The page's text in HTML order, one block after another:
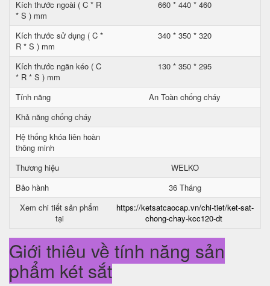
Kích thước ngoài ( C * R
* S ) mm
660 * 440 * 460
Kích thước sử dụng ( C *
R * S ) mm
340 * 350 * 320
Kích thước ngăn kéo ( C
* R * S ) mm
130 * 350 * 295
Tính năng
An Toàn chống cháy
Khả năng chống cháy
Hệ thống khóa liên hoàn
thông minh
Thương hiệu
WELKO
Bảo hành
36 Tháng
Xem chi tiết sản phẩm
tại
https://ketsatcaocap.vn/chi-tiet/ket-sat-
chong-chay-kcc120-dt
Giới thiệu về tính năng sản
phẩm két sắt